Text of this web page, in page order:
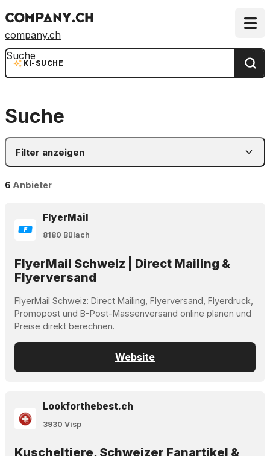
company.ch
KI-SUCHE
Suche
Suche
Filter anzeigen
6 Anbieter
FlyerMail
8180 Bülach
FlyerMail Schweiz | Direct Mailing &
Flyerversand
FlyerMail Schweiz: Direct Mailing, Flyerversand, Flyerdruck,
Promopost und B-Post-Massenversand online planen und
Preise direkt berechnen.
Website
Lookforthebest.ch
3930 Visp
Kuscheltiere, Schweizer Fanartikel &